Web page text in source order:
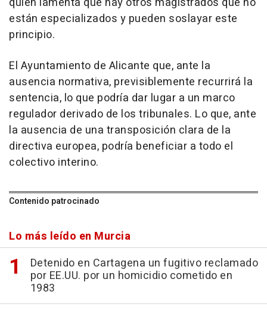
están especializados y pueden soslayar este
principio.
El Ayuntamiento de Alicante que, ante la
ausencia normativa, previsiblemente recurrirá la
sentencia, lo que podría dar lugar a un marco
regulador derivado de los tribunales. Lo que, ante
la ausencia de una transposición clara de la
directiva europea, podría beneficiar a todo el
colectivo interino.
Contenido patrocinado
Lo más leído en Murcia
Detenido en Cartagena un fugitivo reclamado
por EE.UU. por un homicidio cometido en
1983